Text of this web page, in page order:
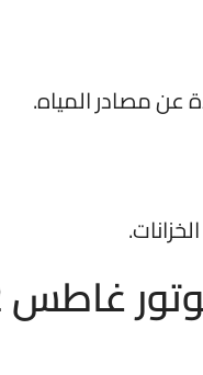
عن مصادر المياه.
حصان ايطالي